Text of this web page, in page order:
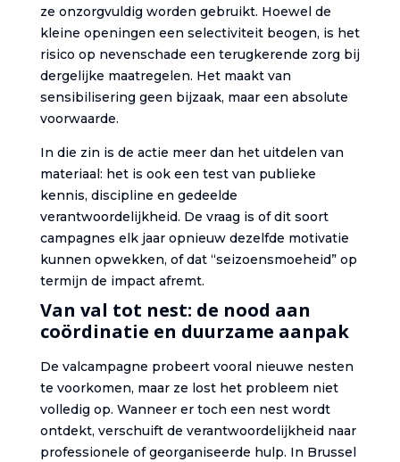
ze onzorgvuldig worden gebruikt. Hoewel de
kleine openingen een selectiviteit beogen, is het
risico op nevenschade een terugkerende zorg bij
dergelijke maatregelen. Het maakt van
sensibilisering geen bijzaak, maar een absolute
voorwaarde.
In die zin is de actie meer dan het uitdelen van
materiaal: het is ook een test van publieke
kennis, discipline en gedeelde
verantwoordelijkheid. De vraag is of dit soort
campagnes elk jaar opnieuw dezelfde motivatie
kunnen opwekken, of dat “seizoensmoeheid” op
termijn de impact afremt.
Van val tot nest: de nood aan
coördinatie en duurzame aanpak
De valcampagne probeert vooral nieuwe nesten
te voorkomen, maar ze lost het probleem niet
volledig op. Wanneer er toch een nest wordt
ontdekt, verschuift de verantwoordelijkheid naar
professionele of georganiseerde hulp. In Brussel